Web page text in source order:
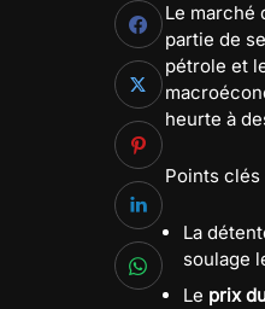
Le marché
partie de
pétrole et
heurte à
Points
La
soulage
Le prix